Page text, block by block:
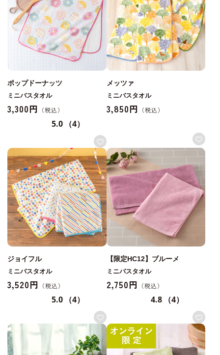
ポップドーナッツ
ミニバスタオル
3,300円
5.0 （4）
メッツァ
ミニバスタオル
3,850円
ジョイフル
ミニバスタオル
3,520円
5.0 （4）
【限定HC12】ブルーメ
ミニバスタオル
2,750円
4.8 （4）